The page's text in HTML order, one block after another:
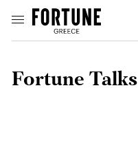
Fortune Talks